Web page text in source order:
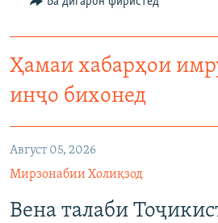
Ҳамаи сомонаҳои RFE/RL
Ҳамаи хабарҳои
инҷо бихонед
Август 05, 2026
Мирзонабии Холиқзод
Вена талаби